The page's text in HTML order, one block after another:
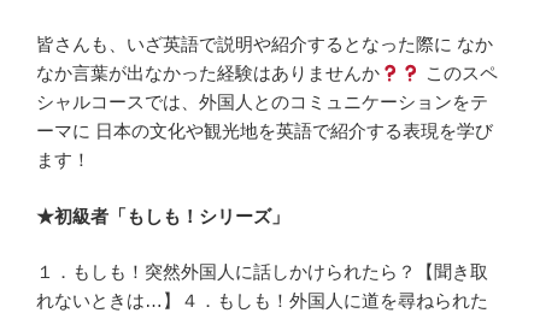
皆さんも、いざ英語で説明や紹介するとなった際に なか
なか言葉が出なかった経験はありませんか
このスペ
シャルコースでは、外国人とのコミュニケーションをテ
ーマに 日本の文化や観光地を英語で紹介する表現を学び
ます！
★初級者「もしも！シリーズ」
１．もしも！突然外国人に話しかけられたら？【聞き取
れないときは…】４．もしも！外国人に道を尋ねられた